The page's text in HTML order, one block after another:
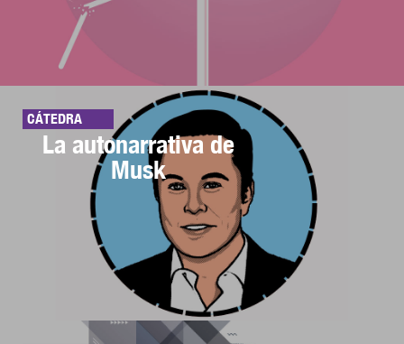
CÁTEDRA
La autonarrativa de
Musk